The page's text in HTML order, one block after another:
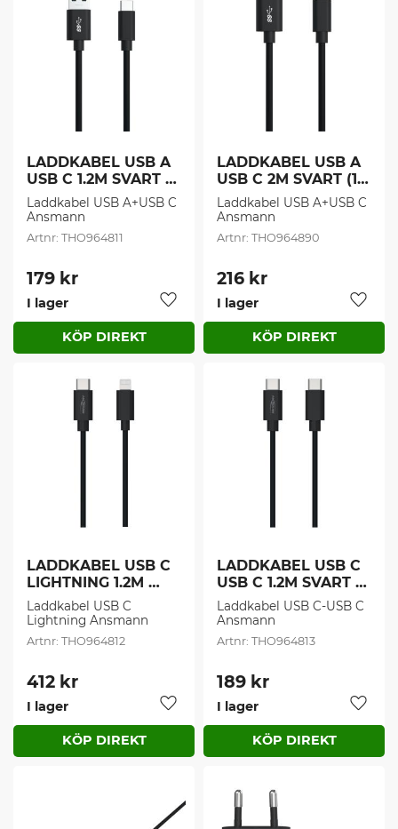
LADDKABEL USB A
USB C 1.2M SVART (1
st/frp )
Laddkabel USB A+USB C
Ansmann
THO964811
179 kr
Lägg till i favoriter
I lager
LADDKABEL USB A
USB C 2M SVART (1
st/frp)
Laddkabel USB A+USB C
Ansmann
THO964890
216 kr
Lägg
I lager
LADDKABEL USB C
LIGHTNING 1.2M
SVRT (1 st/frp )
Laddkabel USB C
Lightning Ansmann
THO964812
412 kr
Lägg till i favoriter
I lager
LADDKABEL USB C
USB C 1.2M SVART (1
st/frp )
Laddkabel USB C-USB C
Ansmann
THO964813
189 kr
Lägg
I lager